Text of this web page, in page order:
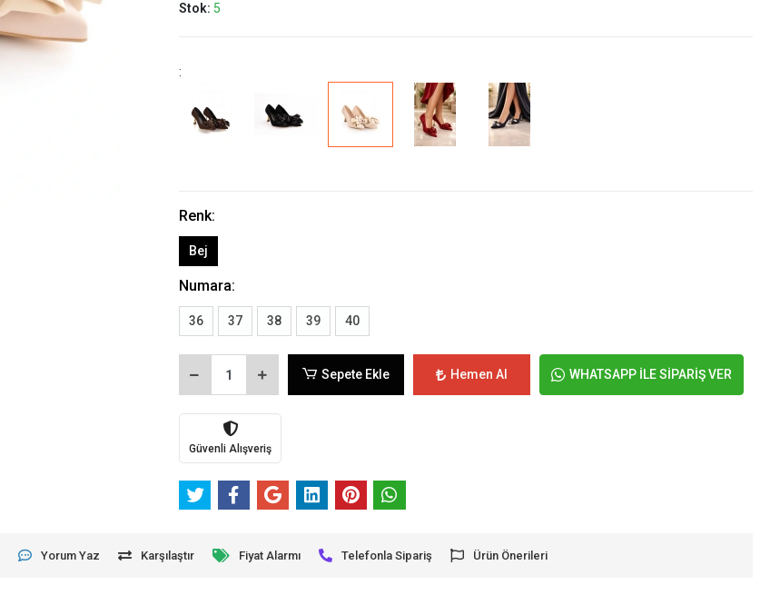
Stok: 5
:
Renk:
Bej
Numara:
36 37 38 39 40
Sepete Ekle Hemen Al WHATSAPP İLE SİPARİŞ VER
Güvenli Alışveriş
Yorum Yaz Karşılaştır Fiyat Alarmı Telefonla Sipariş Ürün Önerileri